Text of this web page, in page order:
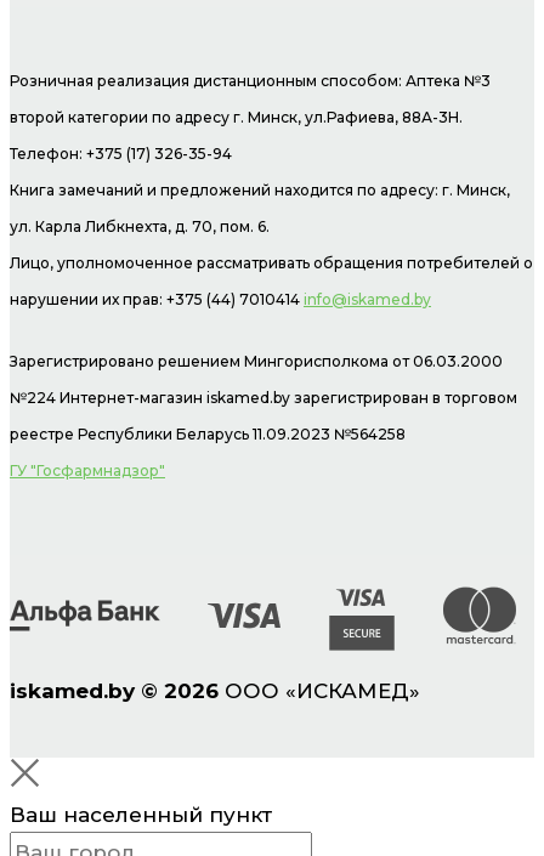
Розничная реализация дистанционным способом: Аптека №3
второй категории по адресу г. Минск, ул.Рафиева, 88А-3Н.
Телефон: +375 (17) 326-35-94
Книга замечаний и предложений находится по адресу: г. Минск,
ул. Карла Либкнехта, д. 70, пом. 6.
Лицо, уполномоченное рассматривать обращения потребителей о
нарушении их прав: +375 (44) 7010414 info@iskamed.by
Зарегистрировано решением Мингорисполкома от 06.03.2000
№224 Интернет-магазин iskamed.by зарегистрирован в торговом
реестре Республики Беларусь 11.09.2023 №564258
ГУ "Госфармнадзор"
iskamed.by © 2026 ООО «ИСКАМЕД»
Ваш населенный пункт